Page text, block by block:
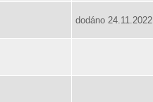
dodáno 24.11.2022